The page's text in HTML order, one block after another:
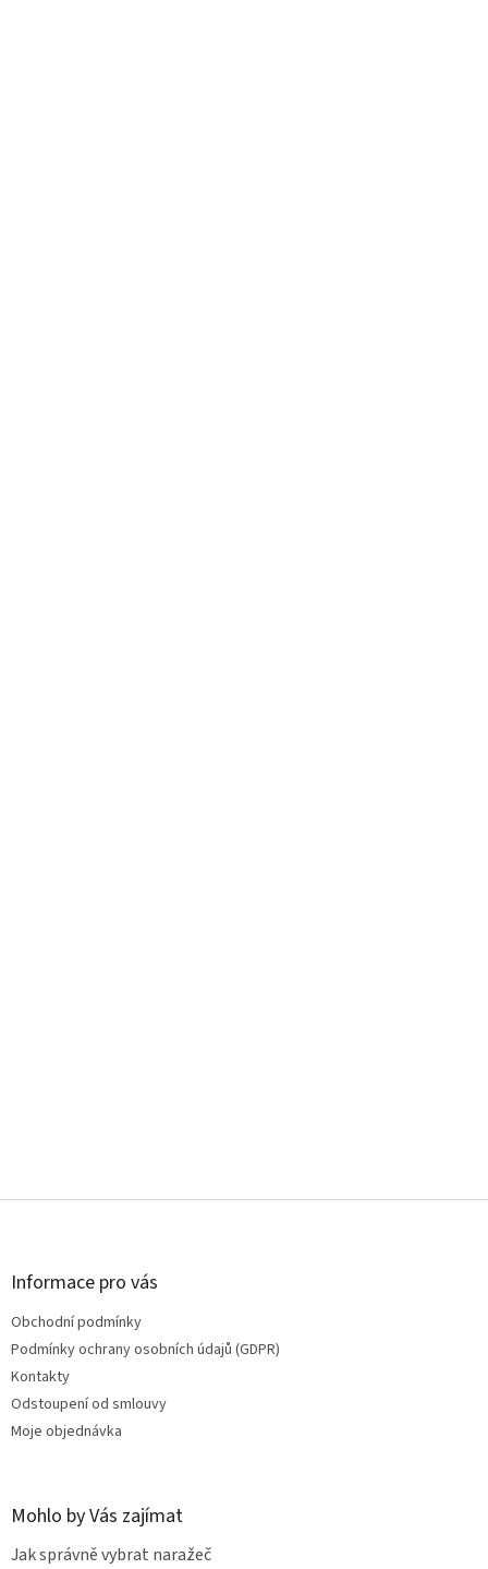
Z
Informace pro vás
Obchodní podmínky
Podmínky ochrany osobních údajů (GDPR)
Kontakty
Odstoupení od smlouvy
Moje objednávka
Mohlo by Vás zajímat
Jak správně vybrat naražeč